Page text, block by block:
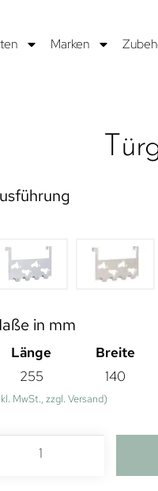
Marken
in mm
Länge Breite
255
140
MwSt., zzgl. Versand)